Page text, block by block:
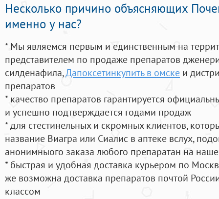
Несколько причино объясняющих
именно у нас?
* Мы являемся первым и единственным на
представителем по продаже препаратов
силденафила,Дапоксетинкупить в омске и
препаратов
* качество препаратов гарантируется
и успешно подтверждается годами продаж
* для стестинельных и скромных клиентов,
название Виагра или Сиалис в аптеке вслух,
анонимныого заказа любого препаратан на
* быстрая и удобная доставка курьером по
же возможна доставка препаратов почтой
классом